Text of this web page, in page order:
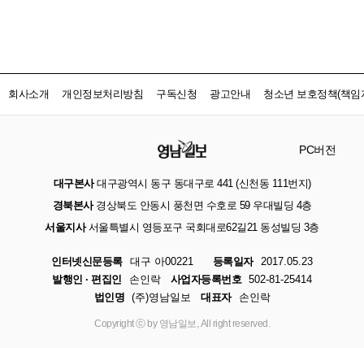
회사소개 개인정보처리방침 구독신청 광고안내 청소년 보호정책(책임
PC버전
대구본사대구광역시 동구 동대구로 441 (신천동 111번지)
경북본사경상북도 안동시 풍천면 수호로 59 우대빌딩 4층
서울지사서울특별시 영등포구 국회대로62길21 동성빌딩 3층
인터넷신문등록 대구 아00221 등록일자
2017.05.23
발행인 · 편집인
손인락 사업자등록번호 502-81-25414
법인명 (주)영남일보 대표자 손인락
Copyright ⓒ by 영남일보, All right reserved.